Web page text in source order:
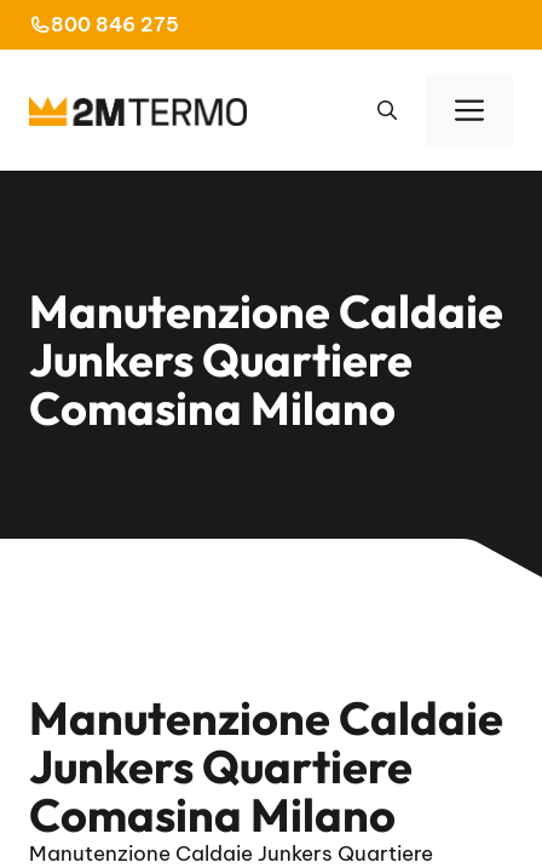
al
800 846 275
Manutenzione Caldaie
Junkers Quartiere
Comasina Milano
Manutenzione Caldaie
Junkers Quartiere
Comasina Milano
Manutenzione Caldaie Junkers Quartiere